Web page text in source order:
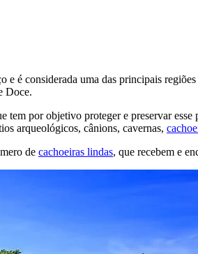
é considerada uma das principais
Doce.
tem por objetivo proteger e preservar
arqueológicos, cânions, cavernas,
de cachoeiras lindas, que recebem e